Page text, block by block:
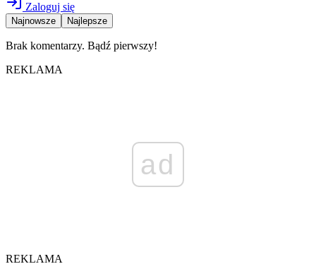
Zaloguj się
Najnowsze Najlepsze
Brak komentarzy. Bądź pierwszy!
REKLAMA
ad
REKLAMA